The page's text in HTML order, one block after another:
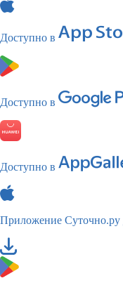
Доступно в
Доступно в
Доступно в
Приложение Суточно.ру